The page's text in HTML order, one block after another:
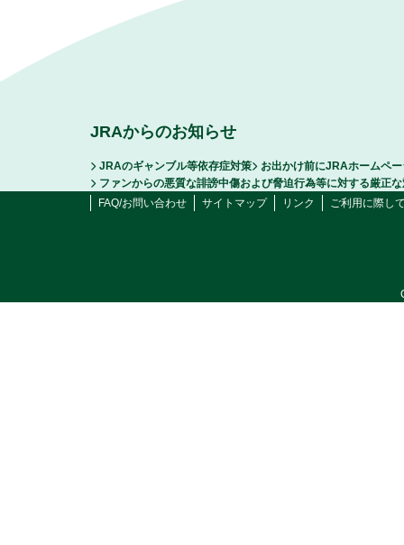
JRAからのお知らせ
JRAのギャンブル等依存症対策
お出かけ前にJRAホームペ
ファンからの悪質な誹謗中傷および脅迫行為等に対する厳正
FAQ/お問い合わせ
サイトマップ リンク ご利用に際し